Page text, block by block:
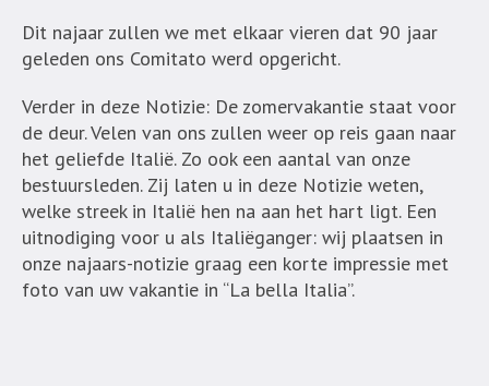
Dit najaar zullen we met elkaar vieren dat 90 jaar
geleden ons Comitato werd opgericht.
Verder in deze Notizie: De zomervakantie staat voor
de deur. Velen van ons zullen weer op reis gaan naar
het geliefde Italië. Zo ook een aantal van onze
bestuursleden. Zij laten u in deze Notizie weten,
welke streek in Italië hen na aan het hart ligt. Een
uitnodiging voor u als Italiëganger: wij plaatsen in
onze najaars-notizie graag een korte impressie met
foto van uw vakantie in “La bella Italia”.